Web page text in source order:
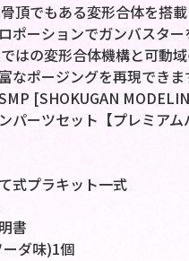
頂でもある変形合体を搭
ポーションでガンバスター
はの変形合体機構と可動域
なポージングを再現できま
[SHOKUGAN
パーツセット【プレミア
式プラキット一式
書
ダ味)1個